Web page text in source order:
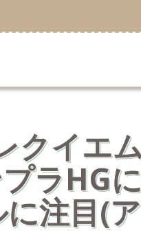
クイエ
ラHG
注目(